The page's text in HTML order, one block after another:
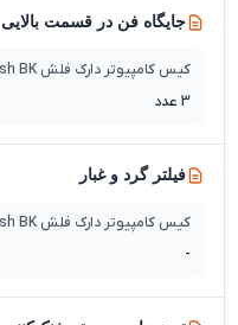
جایگاه فن در قسمت بالایی
کیس کامپیوتر دارک فلش DS900 Mesh BK
3 عدد
فیلتر گرد و غبار
کیس کامپیوتر دارک فلش DS900 Mesh BK
-